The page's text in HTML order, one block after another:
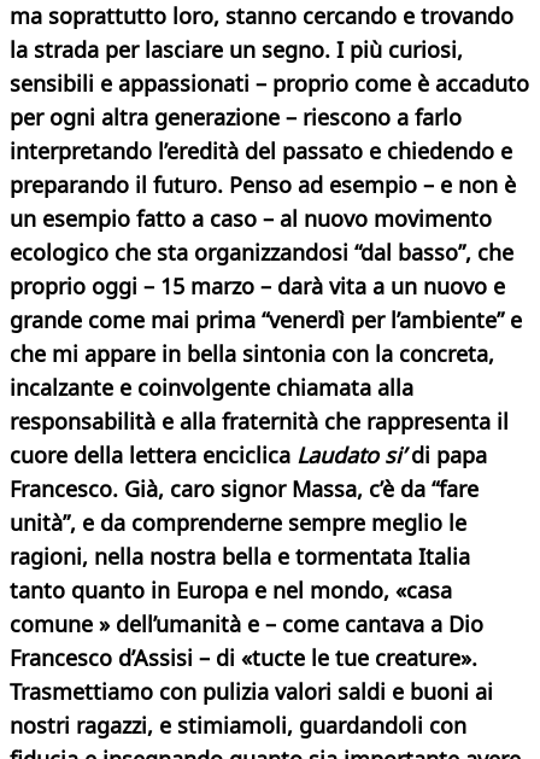
ma soprattutto loro, stanno cercando e trovando
la strada per lasciare un segno. I più curiosi,
sensibili e appassionati – proprio come è accaduto
per ogni altra generazione – riescono a farlo
interpretando l’eredità del passato e chiedendo e
preparando il futuro. Penso ad esempio – e non è
un esempio fatto a caso – al nuovo movimento
ecologico che sta organizzandosi “dal basso”, che
proprio oggi – 15 marzo – darà vita a un nuovo e
grande come mai prima “venerdì per l’ambiente” e
che mi appare in bella sintonia con la concreta,
incalzante e coinvolgente chiamata alla
responsabilità e alla fraternità che rappresenta il
cuore della lettera enciclica Laudato si’ di papa
Francesco. Già, caro signor Massa, c’è da “fare
unità”, e da comprenderne sempre meglio le
ragioni, nella nostra bella e tormentata Italia
tanto quanto in Europa e nel mondo, «casa
comune » dell’umanità e – come cantava a Dio
Francesco d’Assisi – di «tucte le tue creature».
Trasmettiamo con pulizia valori saldi e buoni ai
nostri ragazzi, e stimiamoli, guardandoli con